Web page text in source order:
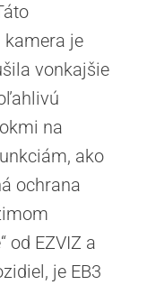
je
vonkajšie
na
ako
ochrana
od EZVIZ a
je EB3